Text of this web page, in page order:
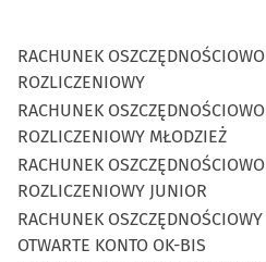
RACHUNEK OSZCZĘDNOŚCIOWO
ROZLICZENIOWY
RACHUNEK OSZCZĘDNOŚCIOWO
ROZLICZENIOWY MŁODZIEŻ
RACHUNEK OSZCZĘDNOŚCIOWO
ROZLICZENIOWY JUNIOR
RACHUNEK OSZCZĘDNOŚCIOWY
OTWARTE KONTO OK-BIS